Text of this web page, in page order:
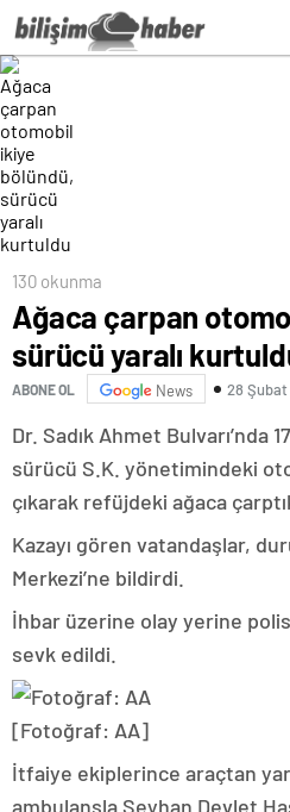
130 okunma
Ağaca çarpan
sürücü yaralı
ABONE OL News 28
Dr. Sadık Ahmet Bulvarı’nda
sürücü S.K. yönetimindeki
çıkarak refüjdeki ağaca
Kazayı gören vatandaşlar,
Merkezi’ne bildirdi.
İhbar üzerine olay yerine
sevk edildi.
[Fotoğraf: AA]
İtfaiye ekiplerince araçtan
ambulansla Seyhan Devlet